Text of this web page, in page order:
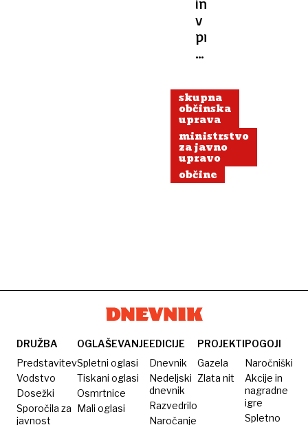
v
prvo
fazo
plaže
v
Žusterni
skupna
občinska
uprava
ministrstvo
za javno
upravo
občine
DRUŽBA
Predstavitev
Vodstvo
Dosežki
Sporočila za
javnost
OGLAŠEVANJE
Spletni oglasi
Tiskani oglasi
Osmrtnice
Mali oglasi
EDICIJE
Dnevnik
Nedeljski
dnevnik
Razvedrilo
Naročanje
PROJEKTI
Gazela
Zlata nit
POGOJI
Naročniški
Akcije in
nagradne
igre
Spletno